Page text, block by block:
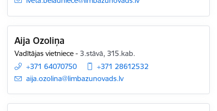
Aija Ozoliņa
Vadītājas vietniece - 3.stāvā, 315.kab.
+371 64070750
+371 28612532
E-pasts:
aija.ozolina@limbazunovads.lv